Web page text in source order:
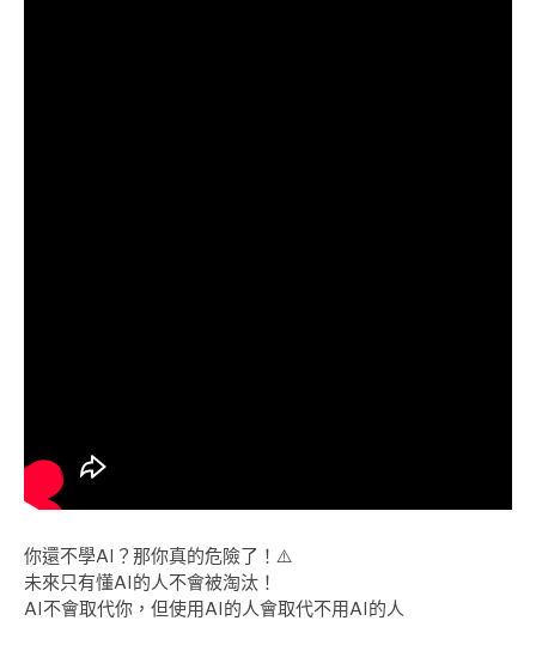
你還不學AI？那你真的危險了！⚠️
未來只有懂AI的人不會被淘汰！
AI不會取代你，但使用AI的人會取代不用AI的人